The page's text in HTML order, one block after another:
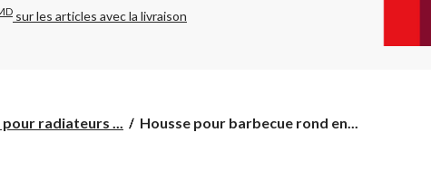
sur les articles avec la livraison
radiateurs ...
Housse
Housse pour barbecue rond en...